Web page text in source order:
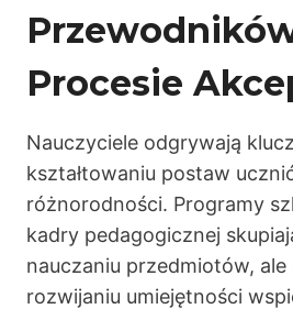
Procesie
Nauczyciele odgrywają
kształtowaniu postaw
różnorodności. Programy
kadry pedagogicznej
nauczaniu przedmiotów,
rozwijaniu umiejętności